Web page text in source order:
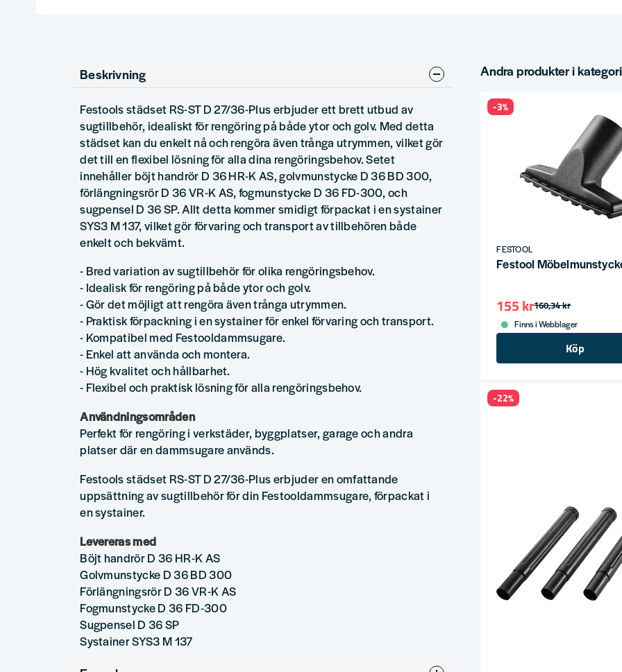
Beskrivning
Festools städset RS-ST D 27/36-Plus erbjuder ett brett utbud av
sugtillbehör, idealiskt för rengöring på både ytor och golv. Med detta
städset kan du enkelt nå och rengöra även trånga utrymmen, vilket gör
det till en flexibel lösning för alla dina rengöringsbehov. Setet
innehåller böjt handrör D 36 HR-K AS, golvmunstycke D 36 BD 300,
förlängningsrör D 36 VR-K AS, fogmunstycke D 36 FD-300, och
sugpensel D 36 SP. Allt detta kommer smidigt förpackat i en systainer
SYS3 M 137, vilket gör förvaring och transport av tillbehören både
enkelt och bekvämt.
- Bred variation av sugtillbehör för olika rengöringsbehov.
- Idealisk för rengöring på både ytor och golv.
- Gör det möjligt att rengöra även trånga utrymmen.
- Praktisk förpackning i en systainer för enkel förvaring och transport.
- Kompatibel med Festooldammsugare.
- Enkel att använda och montera.
- Hög kvalitet och hållbarhet.
- Flexibel och praktisk lösning för alla rengöringsbehov.
Användningsområden
Perfekt för rengöring i verkstäder, byggplatser, garage och andra
platser där en dammsugare används.
Festools städset RS-ST D 27/36-Plus erbjuder en omfattande
uppsättning av sugtillbehör för din Festooldammsugare, förpackat i
en systainer.
Levereras med
Böjt handrör D 36 HR-K AS
Golvmunstycke D 36 BD 300
Förlängningsrör D 36 VR-K AS
Fogmunstycke D 36 FD-300
Sugpensel D 36 SP
Systainer SYS3 M 137
Andra produkter i
FESTOOL
Festool
160,34 kr
155 kr
Finns i Webblager
Köp
-3%
-22%